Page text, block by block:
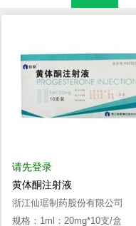
请先登录
黄体酮注射液
浙江仙琚制药股份有限公司
规格：1ml：20mg*10支/盒